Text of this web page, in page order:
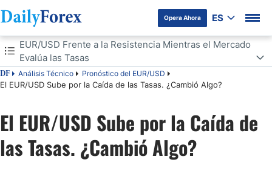
Opera Ahora ES
Tabla de contenidos
DF Análisis Técnico Pronóstico del EUR/USD
El EUR/USD Sube por la Caída de las Tasas. ¿Cambió Algo?
EUR/USD Frente a la Resistencia Mientras el Mercado
Evalúa las Tasas
EUR/USD Frente a la Resistencia Mientras el Mercado Evalúa las
Tasas
El EUR/USD Sube por la Caída de
las Tasas. ¿Cambió Algo?